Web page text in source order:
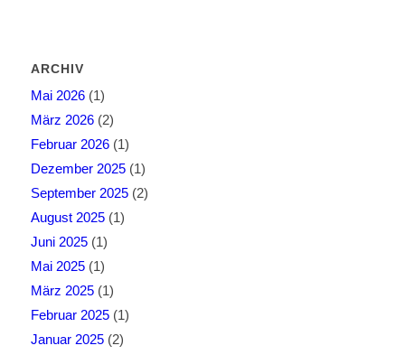
ARCHIV
Mai 2026(1)
März 2026(2)
Februar 2026(1)
Dezember 2025(1)
September 2025(2)
August 2025(1)
Juni 2025(1)
Mai 2025(1)
März 2025(1)
Februar 2025(1)
Januar 2025(2)